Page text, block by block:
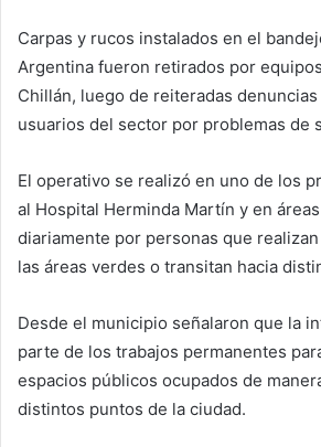
Carpas y rucos instalados en el
Argentina fueron retirados por
Chillán, luego de reiteradas
usuarios del sector por problemas de
El operativo se realizó en uno de los
al Hospital Herminda Martín y en
diariamente por personas que
las áreas verdes o transitan hacia
Desde el municipio señalaron que la
parte de los trabajos permanentes
espacios públicos ocupados de
distintos puntos de la ciudad.